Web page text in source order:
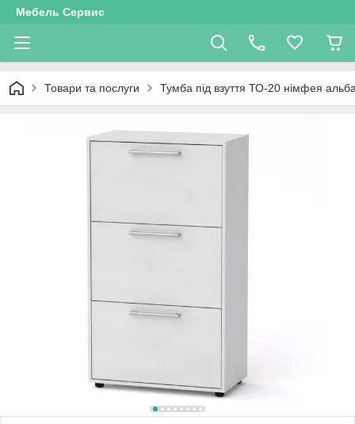
Мебель Сервис
Товари та послуги Тумба під взуття ТО-20 німфея